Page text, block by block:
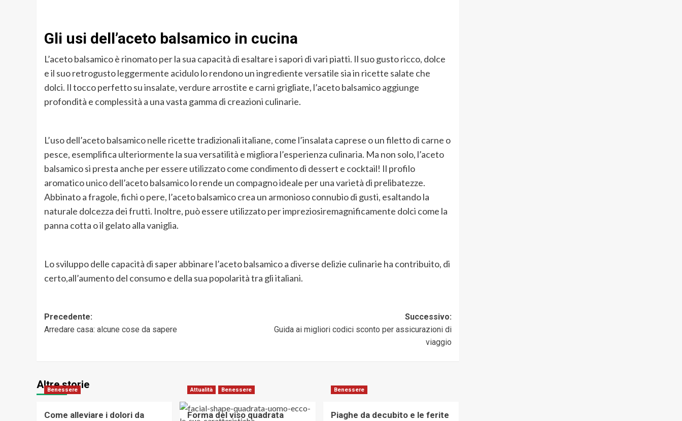
Gli usi dell’aceto balsamico in cucina
L’aceto balsamico è rinomato per la sua capacità di esaltare i sapori di vari piatti. Il suo gusto ricco, dolce
e il suo retrogusto leggermente acidulo lo rendono un ingrediente versatile sia in ricette salate che
dolci. Il tocco perfetto su insalate, verdure arrostite e carni grigliate, l’aceto balsamicoaggiunge
profondità e complessità a una vasta gamma di creazioni culinarie.
L’uso dell’aceto balsamiconelle ricette tradizionali italiane, come l’insalata caprese o un filetto di carne o
pesce, esemplifica ulteriormente la sua versatilità e migliora l’esperienza culinaria. Ma non solo, l’aceto
balsamico si presta anche per essere utilizzato come condimento di dessert e cocktail! Il profilo
aromatico unico dell’aceto balsamico lo rende un compagno ideale per una varietà di prelibatezze.
Abbinato a fragole, fichi o pere, l’aceto balsamico crea un armonioso connubio di gusti, esaltando la
naturale dolcezza dei frutti. Inoltre, può essere utilizzato per impreziosiremagnificamente dolci come la
panna cotta o il gelato alla vaniglia.
Lo sviluppo delle capacità di saper abbinare l’aceto balsamico a diverse delizie culinarie ha contribuito, di
certo,all’aumento del consumoe della sua popolarità tra gli italiani.
Navigazione
articolo
Precedente:
Arredare casa: alcune cose da sapere
Successivo:
Guida ai migliori codici sconto per assicurazioni di
viaggio
Altre storie
Benessere
Come alleviare i dolori da
Attualità Benessere
Forma del viso quadrata
Benessere
Piaghe da decubito e le ferite